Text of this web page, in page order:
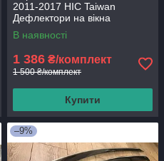
2011-2017 HIC Taiwan
Дефлектори на вікна
В наявності
1 386 ₴/комплект
1 500 ₴/комплект
Купити
–9%